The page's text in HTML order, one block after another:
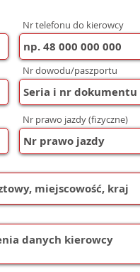
Nr telefonu do kierowcy
Nr dowodu/paszportu
Nr prawo jazdy (fizyczne)